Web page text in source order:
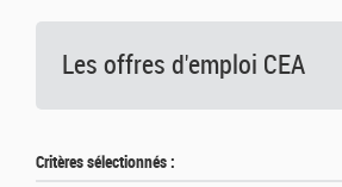
Les offres d'emploi CEA
Critères sélectionnés :